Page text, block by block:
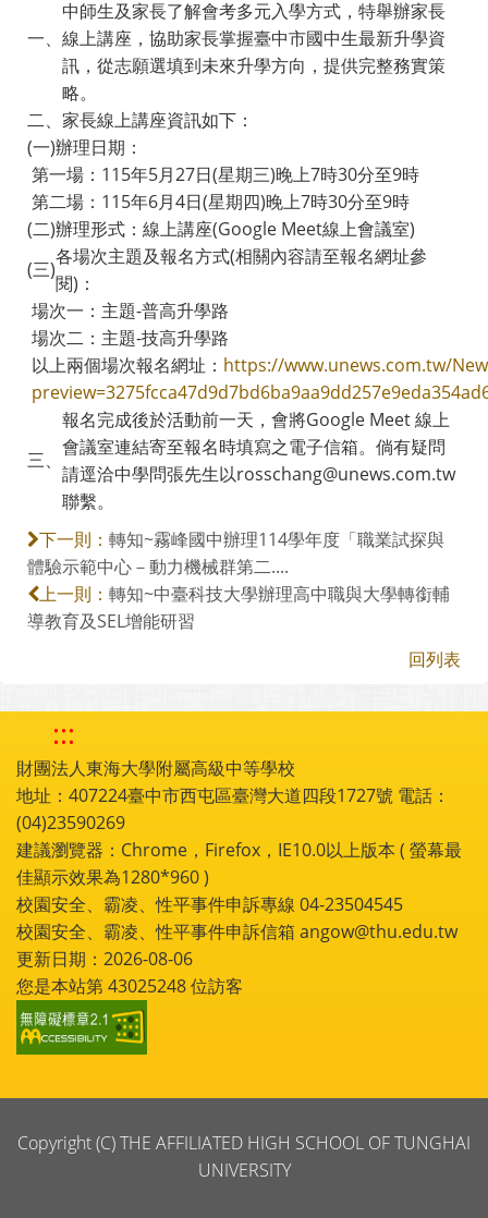
一、
中師生及家長了解會考多元入學方式，特舉辦家長
線上講座，協助家長掌握臺中市國中生最新升學資
訊，從志願選填到未來升學方向，提供完整務實策
略。
二、 家長線上講座資訊如下：
(一)辦理日期：
第一場：115年5月27日(星期三)晚上7時30分至9時
第二場：115年6月4日(星期四)晚上7時30分至9時
(二)辦理形式：線上講座(Google Meet線上會議室)
(三)
各場次主題及報名方式(相關內容請至報名網址參
閱)：
場次一：主題-普高升學路
場次二：主題-技高升學路
以上兩個場次報名網址： https://www.unews.com.tw/
三、
報名完成後於活動前一天，會將Google Meet 線上
會議室連結寄至報名時填寫之電子信箱。倘有疑問
請逕洽中學問張先生以rosschang@unews.com.tw
聯繫。
下一則： 轉知~霧峰國中辦理114學年度「職業試探與
體驗示範中心－動力機械群第二....
上一則： 轉知~中臺科技大學辦理高中職與大學轉銜輔
導教育及SEL增能研習
回列表
:::
財團法人東海大學附屬高級中等學校
地址：407224臺中市西屯區臺灣大道四段1727號 電話：
(04)23590269
建議瀏覽器：Chrome，Firefox，IE10.0以上版本 ( 螢幕最
佳顯示效果為1280*960 )
校園安全、霸凌、性平事件申訴專線 04-23504545
校園安全、霸凌、性平事件申訴信箱 angow@thu.edu.tw
更新日期：2026-08-06
您是本站第43025248位訪客
Copyright (C) THE AFFILIATED HIGH SCHOOL OF TUNGHAI
UNIVERSITY